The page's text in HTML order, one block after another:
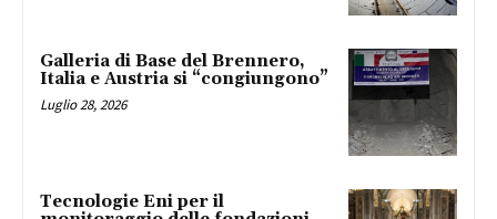
Galleria di Base del Brennero,
Italia e Austria si “congiungono”
Luglio 28, 2026
Tecnologie Eni per il